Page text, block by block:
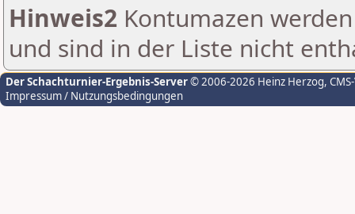
Hinweis2 Kontumazen
und sind in der Liste nicht
Der Schachturnier-Ergebnis-Server© 2006-2026 Heinz Herzog,
Impressum / Nutzungsbedingungen